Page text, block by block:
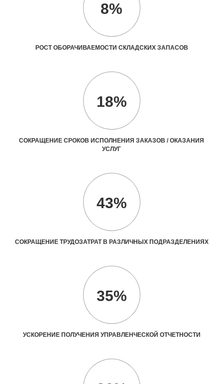
8%
РОСТ ОБОРАЧИВАЕМОСТИ СКЛАДСКИХ ЗАПАСОВ
18%
СОКРАЩЕНИЕ СРОКОВ ИСПОЛНЕНИЯ ЗАКАЗОВ / ОКАЗАНИЯ
УСЛУГ
43%
СОКРАЩЕНИЕ ТРУДОЗАТРАТ В РАЗЛИЧНЫХ ПОДРАЗДЕЛЕНИЯХ
35%
УСКОРЕНИЕ ПОЛУЧЕНИЯ УПРАВЛЕНЧЕСКОЙ ОТЧЕТНОСТИ